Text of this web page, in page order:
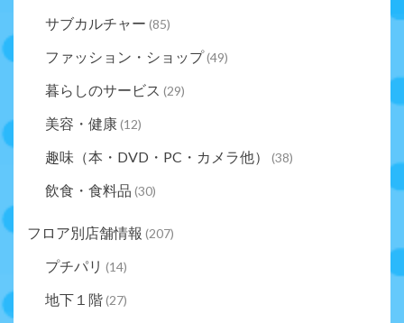
サブカルチャー (85)
ファッション・ショップ(49)
暮らしのサービス (29)
美容・健康(12)
趣味（本・DVD・PC・カメラ他） (38)
飲食・食料品 (30)
フロア別店舗情報 (207)
プチパリ (14)
地下１階(27)